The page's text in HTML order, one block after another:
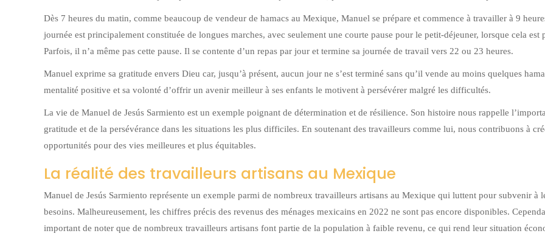
Dès 7 heures du matin, comme beaucoup de vendeur de hamacs au Mexique, Manuel se prépare et commence à travailler à 9
journée est principalement constituée de longues marches, avec seulement une courte pause pour le petit-déjeuner, lorsque cela est
Parfois, il n’a même pas cette pause. Il se contente d’un repas par jour et termine sa journée de travail vers 22 ou 23 heures.
Manuel exprime sa gratitude envers Dieu car, jusqu’à présent, aucun jour ne s’est terminé sans qu’il vende au moins quelques
mentalité positive et sa volonté d’offrir un avenir meilleur à ses enfants le motivent à persévérer malgré les difficultés.
La vie de Manuel de Jesús Sarmiento est un exemple poignant de détermination et de résilience. Son histoire nous rappelle
gratitude et de la persévérance dans les situations les plus difficiles. En soutenant des travailleurs comme lui, nous contribuons à
opportunités pour des vies meilleures et plus équitables.
La réalité des travailleurs artisans au Mexique
Manuel de Jesús Sarmiento représente un exemple parmi de nombreux travailleurs artisans au Mexique qui luttent pour subvenir à
besoins. Malheureusement, les chiffres précis des revenus des ménages mexicains en 2022 ne sont pas encore disponibles.
important de noter que de nombreux travailleurs artisans font partie de la population à faible revenu, ce qui rend leur situation